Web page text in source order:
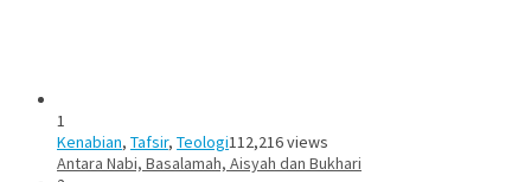
1
Kenabian, Tafsir, Teologi112,216 views
Antara Nabi, Basalamah, Aisyah dan Bukhari